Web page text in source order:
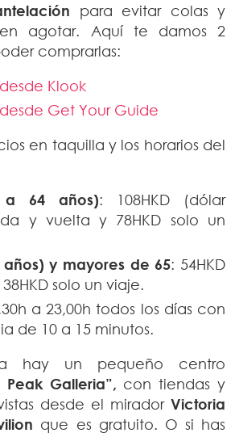
para evitar colas y
agotar. Aquí te damos 2
comprarlas:
Klook
Get Your Guide
en taquilla y los horarios del
a 64 años): 108HKD (dólar
y vuelta y 78HKD solo un
años) y mayores de 65: 54HKD
solo un viaje.
a 23,00h todos los días con
de 10 a 15 minutos.
hay un pequeño centro
Peak Galleria”, con tiendas y
desde el mirador Victoria
que es gratuito. O si has